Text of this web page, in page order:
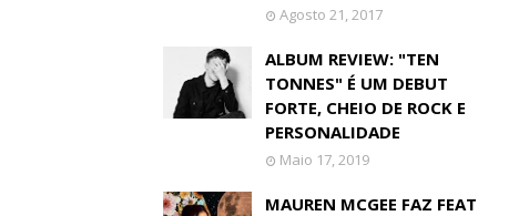
Agosto 21, 2017
ALBUM REVIEW: "TEN
TONNES" É UM DEBUT
FORTE, CHEIO DE ROCK E
PERSONALIDADE
Maio 17, 2019
MAUREN MCGEE FAZ FEAT